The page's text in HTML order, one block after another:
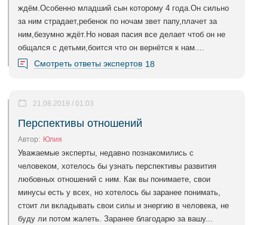
ждём.Особенно младший сын которому 4 года.Он сильно
за ним страдает,ребенок по ночам звет папу,плачет за
ним,безумно ждёт.Но новая пасия все делает чтоб он не
общался с детьми,боится что он вернётся к нам....
Смотреть ответы экспертов 18
Перспективы отношений
21.08.2019 / 01:03
Автор: Юлия
Уважаемые эксперты, недавно познакомились с
человеком, хотелось бы узнать перспективы развития
любовных отношений с ним. Как вы понимаете, свои
минусы есть у всех, но хотелось бы заранее понимать,
стоит ли вкладывать свои силы и энергию в человека, не
буду ли потом жалеть. Заранее благодарю за вашу...